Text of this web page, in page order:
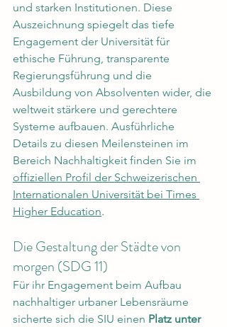
und starken Institutionen. Diese
Auszeichnung spiegelt das tiefe
Engagement der Universität für
ethische Führung, transparente
Regierungsführung und die
Ausbildung von Absolventen wider, die
weltweit stärkere und gerechtere
Systeme aufbauen. Ausführliche
Details zu diesen Meilensteinen im
Bereich Nachhaltigkeit finden Sie im
offiziellen Profil der Schweizerischen
Internationalen Universität bei Times
Higher Education.
Die Gestaltung der Städte von
morgen (SDG 11)
Für ihr Engagement beim Aufbau
nachhaltiger urbaner Lebensräume
sicherte sich die SIU einen Platz unter